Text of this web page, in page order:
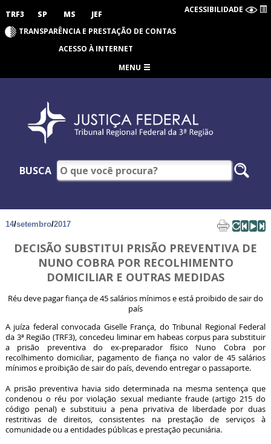
TRF3 SP MS JEF ACESSIBILIDADE
TRANSPARÊNCIA E PRESTAÇÃO DE CONTAS
ACESSO À INTERNET
MENU
BUSCA
14/setembro/2017
DECISÃO SUBSTITUI PRISÃO PREVENTIVA DE
NUNO COBRA POR RECOLHIMENTO
DOMICILIAR E OUTRAS MEDIDAS
Réu deve pagar fiança de 45 salários mínimos e está proibido de sair do
país
A juíza federal convocada Giselle França, do Tribunal Regional Federal
da 3ª Região (TRF3), concedeu liminar em habeas corpus para substituir
a prisão preventiva do ex-preparador físico Nuno Cobra por
recolhimento domiciliar, pagamento de fiança no valor de 45 salários
mínimos e proibição de sair do país, devendo entregar o passaporte.
A prisão preventiva havia sido determinada na mesma sentença que
condenou o réu por violação sexual mediante fraude (artigo 215 do
código penal) e substituiu a pena privativa de liberdade por duas
restritivas de direitos, consistentes na prestação de serviços à
comunidade ou a entidades públicas e prestação pecuniária.